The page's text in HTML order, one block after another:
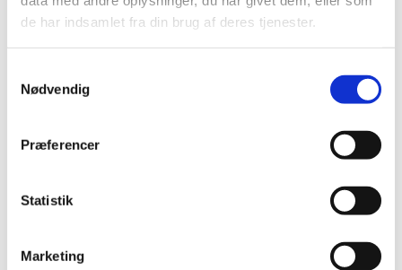
de har indsamlet fra din brug af deres tjenester.
Nødvendig
Præferencer
Statistik
Marketing
JUBILÆUMSLOGO TIL HORNBÆK
udarbejdede jeg et jubilæumslogo i
Hjemmeside DATO September, 2017